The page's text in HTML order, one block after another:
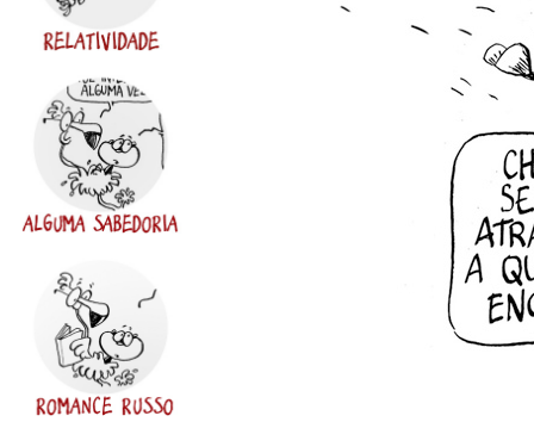
de
ZOMBARIA
ILUSTRAÇÃO
FACEBOOK
INSTAGRAM